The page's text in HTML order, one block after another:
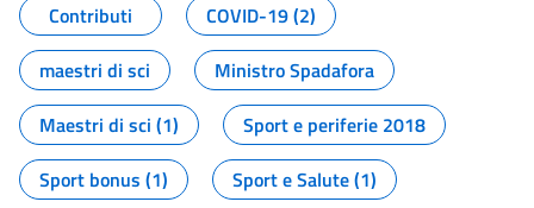
Contributi
COVID-19 (2)
maestri di sci
Ministro Spadafora
Maestri di sci (1)
Sport e periferie 2018
Sport bonus (1)
Sport e Salute (1)